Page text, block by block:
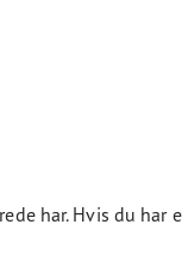
har. Hvis du har